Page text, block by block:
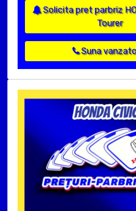
Solicita pret parbriz
Tourer
Suna